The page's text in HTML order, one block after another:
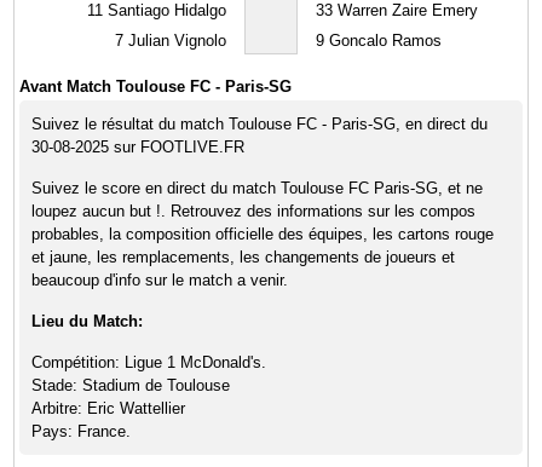
11 Santiago Hidalgo
7 Julian Vignolo
33 Warren Zaire Emery
9 Goncalo Ramos
Avant Match Toulouse FC - Paris-SG
Suivez le résultat du match Toulouse FC - Paris-SG, en direct du
30-08-2025 sur FOOTLIVE.FR
Suivez le score en direct du match Toulouse FC Paris-SG, et ne
loupez aucun but !. Retrouvez des informations sur les compos
probables, la composition officielle des équipes, les cartons rouge
et jaune, les remplacements, les changements de joueurs et
beaucoup d'info sur le match a venir.
Lieu du Match:
Compétition: Ligue 1 McDonald's.
Stade: Stadium de Toulouse
Arbitre: Eric Wattellier
Pays: France.